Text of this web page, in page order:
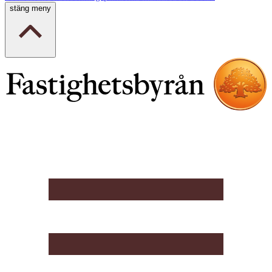
stäng meny